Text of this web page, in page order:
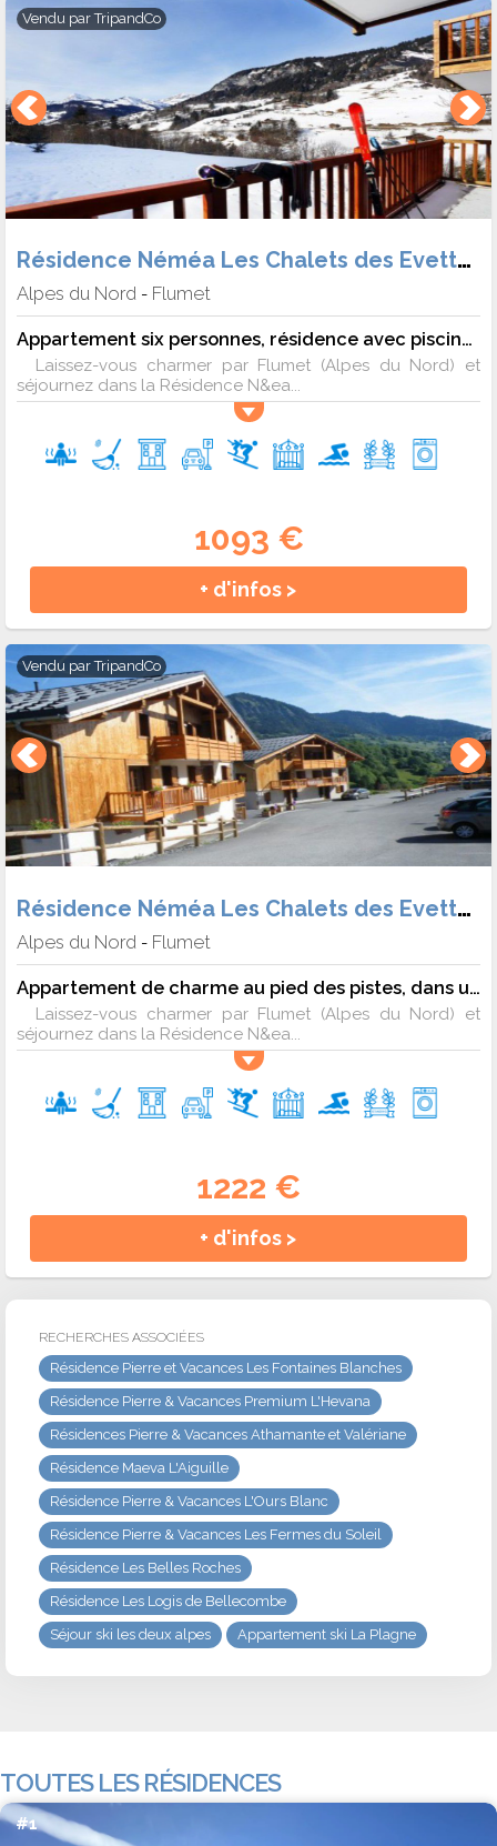
Vendu parTripandCo
Résidence Néméa Les Chalets des Evettes
Alpes du Nord - Flumet
Appartement six personnes, résidence avec piscine au pied des pistes - 6 pers. - 37m2 - TV - Animaux admis
Laissez-vous charmer par Flumet (Alpes du Nord) et
séjournez dans la Résidence N&ea...
1093 €
+ d'infos >
Vendu parTripandCo
Résidence Néméa Les Chalets des Evettes
Alpes du Nord - Flumet
Appartement de charme au pied des pistes, dans une résidence avec piscine - 6 pers. - 37m2 - TV
Laissez-vous charmer par Flumet (Alpes du Nord) et
séjournez dans la Résidence N&ea...
1222 €
+ d'infos >
RECHERCHES ASSOCIÉES
Résidence Pierre et Vacances Les Fontaines Blanches
Résidence Pierre & Vacances Premium L'Hevana
Résidences Pierre & Vacances Athamante et Valériane
Résidence Maeva L'Aiguille
Résidence Pierre & Vacances L'Ours Blanc
Résidence Pierre & Vacances Les Fermes du Soleil
Résidence Les Belles Roches
Résidence Les Logis de Bellecombe
Séjour ski les deux alpes
Appartement ski La Plagne
TOUTES LES RÉSIDENCES
#1